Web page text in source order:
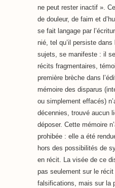
ne peut rester inactif ».
de douleur, de faim et
se fait langage par
nié, tel qu’il persiste
sujets, se manifeste : il
récits fragmentaires,
première brèche dans
mémoire des disparus
ou simplement effacés)
décennies, trouvé aucun
déposer. Cette mémoire
prohibée : elle a été
hors des possibilités de
en récit. La visée de ce
pas seulement sur le
falsifications, mais sur la